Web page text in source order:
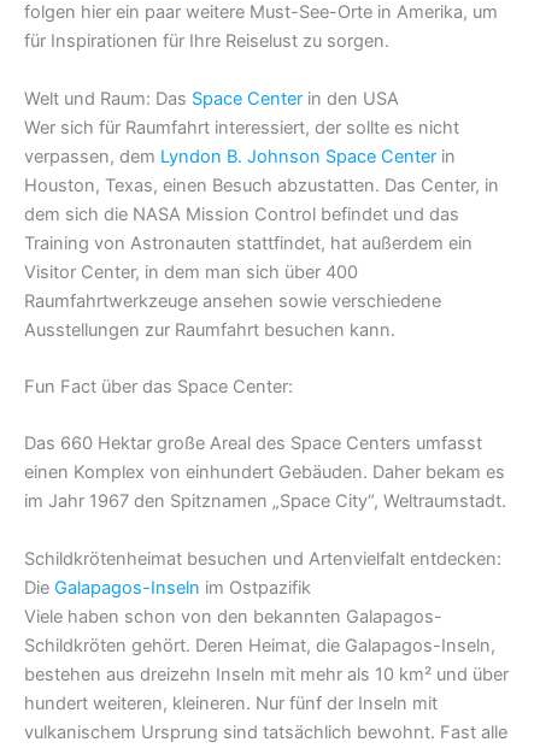
folgen hier ein paar weitere Must-See-Orte in Amerika, um
für Inspirationen für Ihre Reiselust zu sorgen.
Welt und Raum: Das Space Center in den USA
Wer sich für Raumfahrt interessiert, der sollte es nicht
verpassen, dem Lyndon B. Johnson Space Center in
Houston, Texas, einen Besuch abzustatten. Das Center, in
dem sich die NASA Mission Control befindet und das
Training von Astronauten stattfindet, hat außerdem ein
Visitor Center, in dem man sich über 400
Raumfahrtwerkzeuge ansehen sowie verschiedene
Ausstellungen zur Raumfahrt besuchen kann.
Fun Fact über das Space Center:
Das 660 Hektar große Areal des Space Centers umfasst
einen Komplex von einhundert Gebäuden. Daher bekam es
im Jahr 1967 den Spitznamen „Space City“, Weltraumstadt.
Schildkrötenheimat besuchen und Artenvielfalt entdecken:
Die Galapagos-Inseln im Ostpazifik
Viele haben schon von den bekannten Galapagos-
Schildkröten gehört. Deren Heimat, die Galapagos-Inseln,
bestehen aus dreizehn Inseln mit mehr als 10 km² und über
hundert weiteren, kleineren. Nur fünf der Inseln mit
vulkanischem Ursprung sind tatsächlich bewohnt. Fast alle